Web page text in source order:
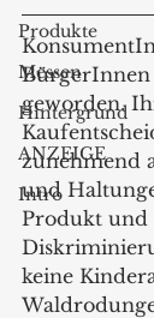
Produkte
Messen
Hintergrund
ANZEIGE
Intro
geworden.
zunehmend
und
Produkt und
keine